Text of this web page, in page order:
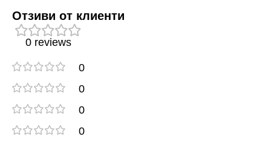
Отзиви от клиенти
0 reviews
0
0
0
0